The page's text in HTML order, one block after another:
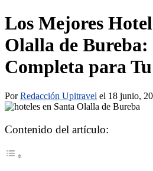
Los Mejores
Olalla de
Completa para
PorRedacción Upitravel el 18 junio,
Contenido del artículo: